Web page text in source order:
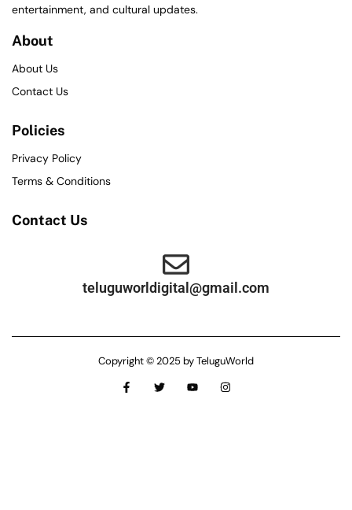
entertainment, and cultural updates.
About
About Us
Contact Us
Policies
Privacy Policy
Terms & Conditions
Contact Us
teluguworldigital@gmail.com
Copyright © 2025 by TeluguWorld